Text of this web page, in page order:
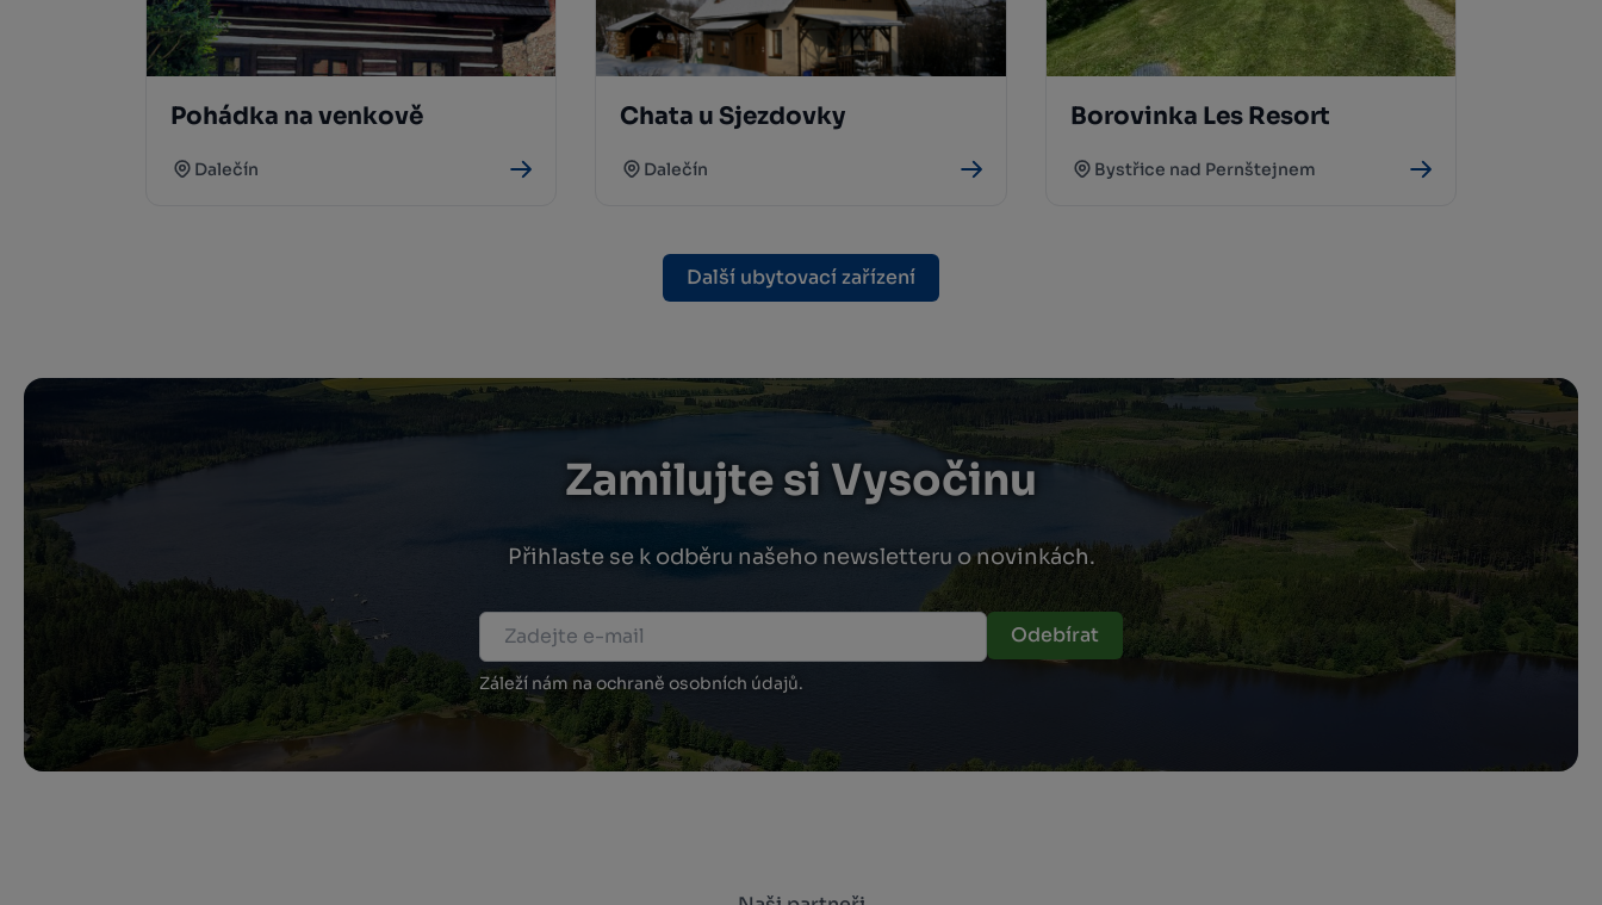
Pohádka na venkově
Dalečín
Chata u Sjezdovky
Dalečín
Borovinka Les Resort
Bystřice nad Pernštejnem
Další ubytovací zařízení
Zamilujte si Vysočinu
Přihlaste se k odběru našeho newsletteru o novinkách.
Záleží nám na ochraně osobních údajů.
Odebírat